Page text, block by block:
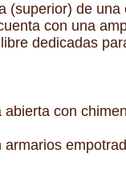
(superior) de
con una
dedicadas
con